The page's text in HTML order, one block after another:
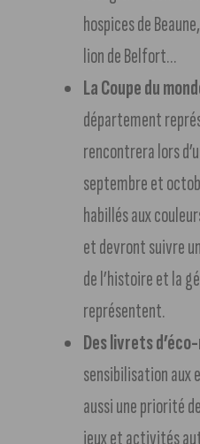
hospices de
lion de Belfort…
La Coupe du
département
rencontrera lors
septembre et
habillés aux
et devront suivre
de l’histoire et la
représentent.
Deslivrets
sensibilisation aux
aussi une priorité
jeux et activités